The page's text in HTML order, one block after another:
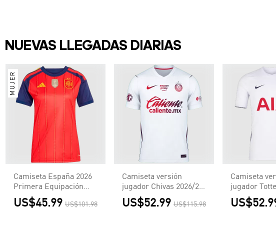
NUEVAS LLEGADAS DIARIAS
MUJER
Camiseta España 2026
Primera Equipación
Copa del Mundo Local
Mujer - Versión Hincha
US$45.99 US$101.98
Camiseta versión
jugador Chivas 2026/27
Segunda Equipación -
Versión Jugador
US$52.99 US$115.98
Camiseta
jugador
Hotspur
Primera